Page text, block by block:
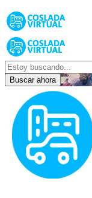
Buscar ahora